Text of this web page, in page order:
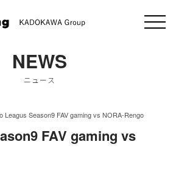
NEWS
ニュース
Leagus Season9 FAV gaming vs NORA-Rengo
FAV gaming vs